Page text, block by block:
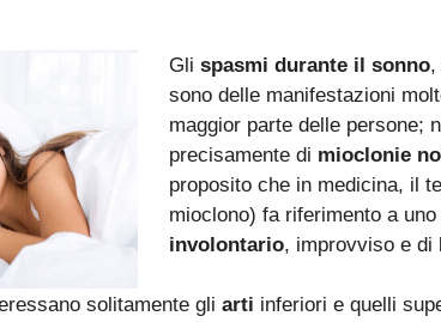
Gli spasmi durante il sonno,
sono delle manifestazioni
maggior parte delle persone;
precisamente di mioclonie
proposito che in medicina, il
mioclono) fa riferimento a uno
involontario, improvviso e di
solitamente gli arti inferiori e quelli